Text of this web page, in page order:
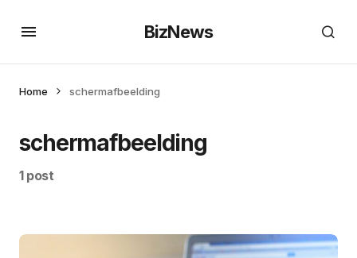
BizNews
Home schermafbeelding
schermafbeelding
1 post